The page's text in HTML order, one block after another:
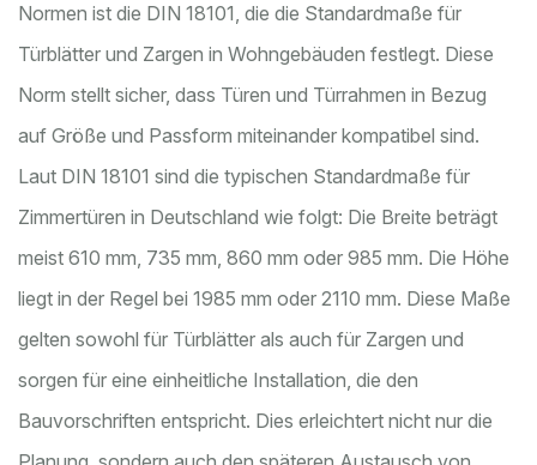
Normen ist die DIN 18101, die die Standardmaße für
Türblätter und Zargen in Wohngebäuden festlegt. Diese
Norm stellt sicher, dass Türen und Türrahmen in Bezug
auf Größe und Passform miteinander kompatibel sind.
Laut DIN 18101 sind die typischen Standardmaße für
Zimmertüren in Deutschland wie folgt: Die Breite beträgt
meist 610 mm, 735 mm, 860 mm oder 985 mm. Die Höhe
liegt in der Regel bei 1985 mm oder 2110 mm. Diese Maße
gelten sowohl für Türblätter als auch für Zargen und
sorgen für eine einheitliche Installation, die den
Bauvorschriften entspricht. Dies erleichtert nicht nur die